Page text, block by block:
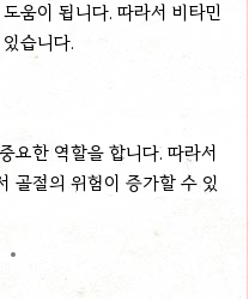
움이 됩니다. 따라서 비타민
습니다.
요한 역할을 합니다. 따라서
골절의 위험이 증가할 수 있